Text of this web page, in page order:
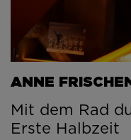
ANNE
Mit dem Rad
Erste Halbzeit